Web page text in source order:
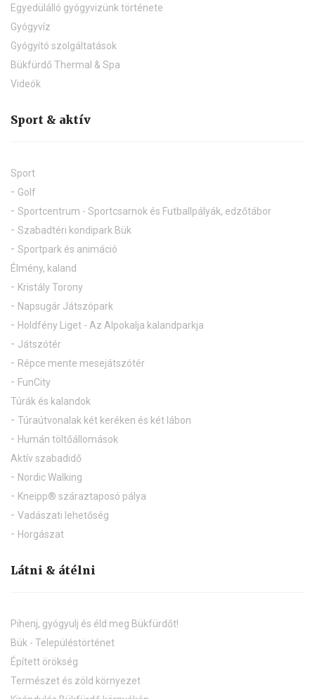
Egyedülálló gyógyvizünk története
Gyógyvíz
Gyógyító szolgáltatások
Bükfürdő Thermal & Spa
Videók
Sport & aktív
Sport
Golf
Sportcentrum - Sportcsarnok és Futballpályák, edzőtábor
Szabadtéri kondipark Bük
Sportpark és animáció
Élmény, kaland
Kristály Torony
Napsugár Játszópark
Holdfény Liget - Az Alpokalja kalandparkja
Játszótér
Répce mente mesejátszótér
FunCity
Túrák és kalandok
Túraútvonalak két keréken és két lábon
Humán töltőállomások
Aktív szabadidő
Nordic Walking
Kneipp® száraztaposó pálya
Vadászati lehetőség
Horgászat
Látni & átélni
Pihenj, gyógyulj és éld meg Bükfürdőt!
Bük - Településtörténet
Épített örökség
Természet és zöld környezet